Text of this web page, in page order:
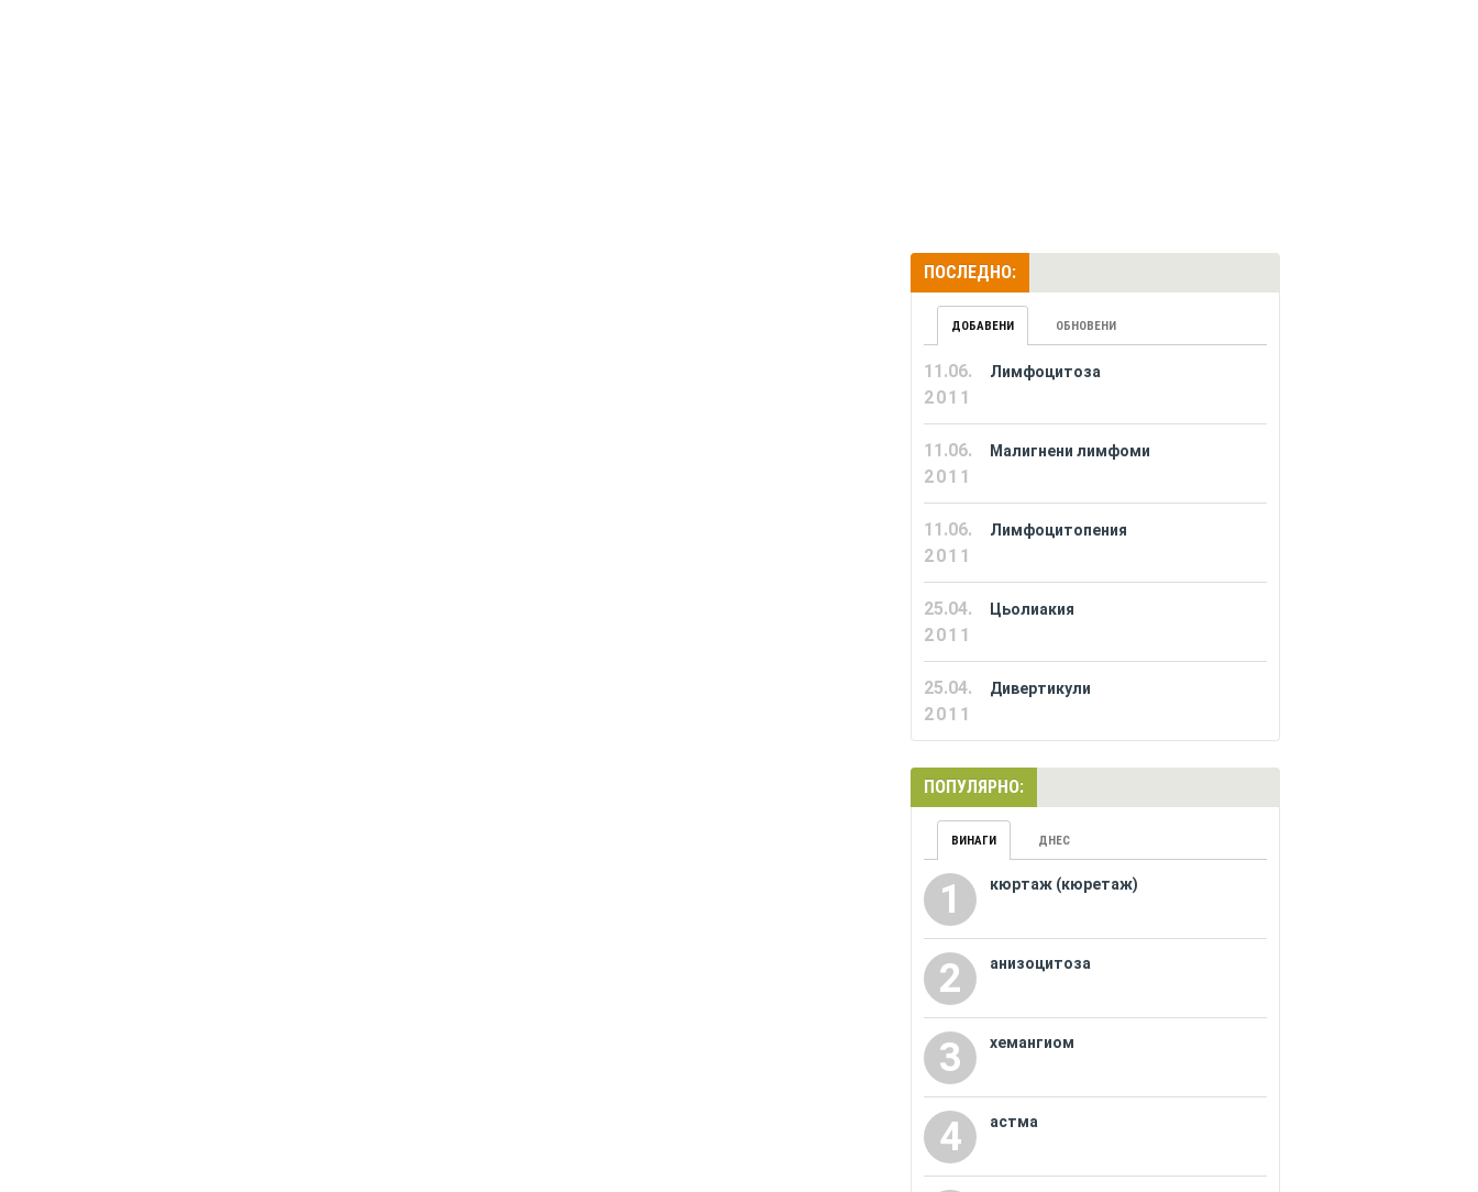
ПОСЛЕДНО:
ДОБАВЕНИ ОБНОВЕНИ
11.06.
2011
Лимфоцитоза
11.06.
2011
Малигнени лимфоми
11.06.
2011
Лимфоцитопения
25.04.
2011
Цьолиакия
25.04.
2011
Дивертикули
ПОПУЛЯРНО:
ВИНАГИ ДНЕС
1 кюртаж (кюретаж)
2 анизоцитоза
3 хемангиом
4 астма